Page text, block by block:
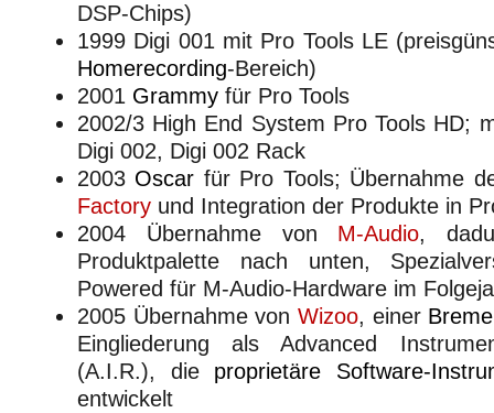
DSP-Chips)
1999 Digi 001 mit Pro Tools LE
Homerecording-Bereich)
2001 Grammy für Pro Tools
2002/3 High End System Pro Tools HD;
Digi 002, Digi 002 Rack
2003 Oscar für Pro Tools; Übernahme
Factory und Integration der Produkte in
2004 Übernahme von M-Audio,
Produktpalette nach unten,
Powered für M-Audio-Hardware im
2005 Übernahme von Wizoo, einer
Eingliederung als Advanced
(A.I.R.), die proprietäre
Software-
entwickelt